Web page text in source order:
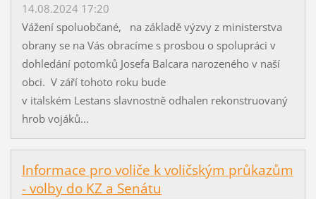
14.08.2024 17:20
Vážení spoluobčané, na základě výzvy z ministerstva
obrany se na Vás obracíme s prosbou o spolupráci v
dohledání potomků Josefa Balcara narozeného v naší
obci. V září tohoto roku bude
v italském Lestans slavnostně odhalen rekonstruovaný
hrob vojáků...
Informace pro voliče k voličským průkazům
- volby do KZ a Senátu